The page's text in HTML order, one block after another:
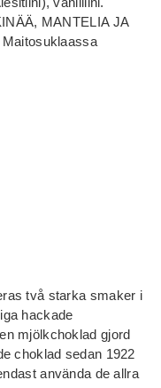
MANTELIA JA
två starka smaker i
hackade
mjölkchoklad gjord
choklad sedan 1922
använda de allra